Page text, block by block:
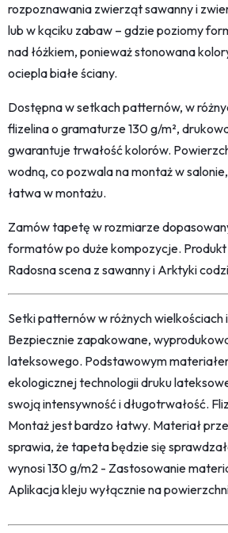
rozpoznawania zwierząt sawanny i
lub w kąciku zabaw – gdzie poziomy
nad łóżkiem, ponieważ stonowana
ociepla białe ściany.
Dostępna w setkach patternów, w
flizelina o gramaturze 130 g/m²,
gwarantuje trwałość kolorów.
wodną, co pozwala na montaż w
łatwa w montażu.
Zamów tapetę w rozmiarze
formatów po duże kompozycje.
Radosna scena z sawanny i Arktyki
Setki patternów w różnych
Bezpiecznie zapakowane,
lateksowego. Podstawowym
ekologicznej technologii druku
swoją intensywność i długotrwałość.
Montaż jest bardzo łatwy. Materiał
sprawia, że tapeta będzie się
wynosi 130 g/m2 - Zastosowanie
Aplikacja kleju wyłącznie na